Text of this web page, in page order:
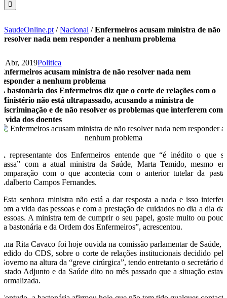
SaudeOnline.pt /Nacional /Enfermeiros acusam ministra de não
resolver nada nem responder a nenhum problema
3 Abr, 2019Politica
Enfermeiros acusam ministra de não resolver nada nem
responder a nenhum problema
A bastonária dos Enfermeiros diz que o corte de relações com o
Ministério não está ultrapassado, acusando a ministra de
discriminação e de não resolver os problemas que interferem com
a vida dos doentes
A representante dos Enfermeiros entende que “é inédito o que se
passa” com a atual ministra da Saúde, Marta Temido, mesmo em
comparação com o que acontecia com o anterior tutelar da pasta,
Adalberto Campos Fernandes.
“Esta senhora ministra não está a dar resposta a nada e isso interfere
com a vida das pessoas e com a prestação de cuidados no dia a dia das
pessoas. A ministra tem de cumprir o seu papel, goste muito ou pouco
da bastonária e da Ordem dos Enfermeiros”, acrescentou.
Ana Rita Cavaco foi hoje ouvida na comissão parlamentar de Saúde, a
pedido do CDS, sobre o corte de relações institucionais decidido pelo
Governo na altura da “greve cirúrgica”, tendo entretanto o secretário de
Estado Adjunto e da Saúde dito no mês passado que a situação estava
normalizada.